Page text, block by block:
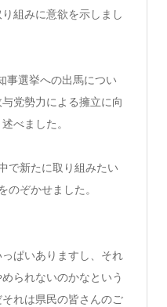
組みに意欲を示しまし
事選挙への出馬につい
党勢力による擁立に向
べました。
で新たに取り組みたい
のぞかせました。
ぱいありますし、それ
られないのかなという
れは県民の皆さんのご